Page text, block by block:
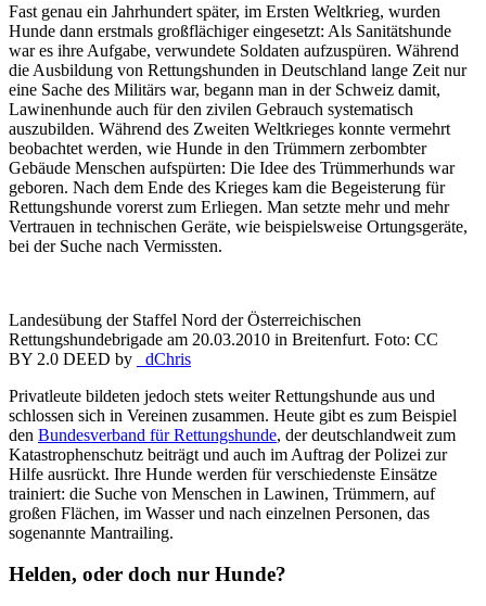
Fast genau ein Jahrhundert später, im Ersten Weltkrieg, wurden
Hunde dann erstmals großflächiger eingesetzt: Als Sanitätshunde
war es ihre Aufgabe, verwundete Soldaten aufzuspüren. Während
die Ausbildung von Rettungshunden in Deutschland lange Zeit nur
eine Sache des Militärs war, begann man in der Schweiz damit,
Lawinenhunde auch für den zivilen Gebrauch systematisch
auszubilden. Während des Zweiten Weltkrieges konnte vermehrt
beobachtet werden, wie Hunde in den Trümmern zerbombter
Gebäude Menschen aufspürten: Die Idee des Trümmerhunds war
geboren. Nach dem Ende des Krieges kam die Begeisterung für
Rettungshunde vorerst zum Erliegen. Man setzte mehr und mehr
Vertrauen in technischen Geräte, wie beispielsweise Ortungsgeräte,
bei der Suche nach Vermissten.
Landesübung der Staffel Nord der Österreichischen
Rettungshundebrigade am 20.03.2010 in Breitenfurt. Foto: CC
BY 2.0 DEED by
_dChris
Privatleute bildeten jedoch stets weiter Rettungshunde aus und
schlossen sich in Vereinen zusammen. Heute gibt es zum Beispiel
den Bundesverband für Rettungshunde, der deutschlandweit zum
Katastrophenschutz beiträgt und auch im Auftrag der Polizei zur
Hilfe ausrückt. Ihre Hunde werden für verschiedenste Einsätze
trainiert: die Suche von Menschen in Lawinen, Trümmern, auf
großen Flächen, im Wasser und nach einzelnen Personen, das
sogenannte Mantrailing.
Helden, oder doch nur Hunde?